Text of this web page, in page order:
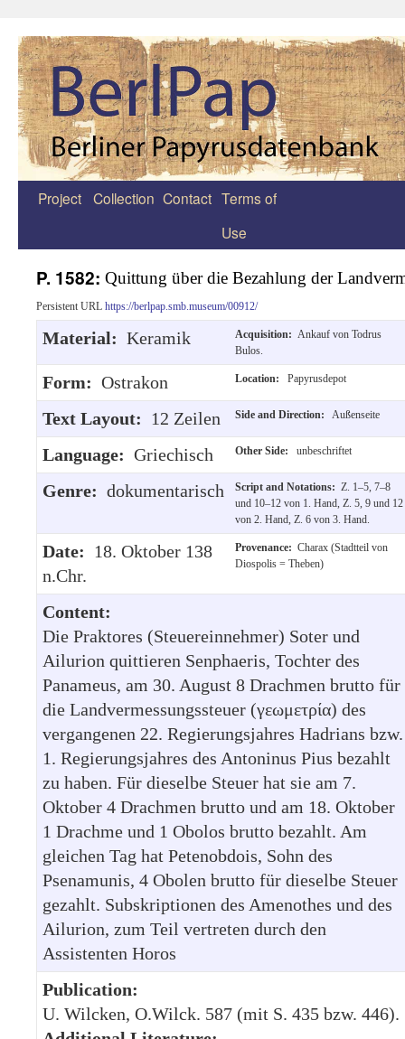
Zum
Project Collection Contact Terms of
Use
P. 1582: Quittung über die Bezahlung der
Persistent URL https://berlpap.smb.museum/00912/
Material: Keramik Acquisition: Ankauf von Todrus
Bulos.
Form: Ostrakon Location: Papyrusdepot
Text Layout: 12 Zeilen Side and Direction: Außenseite
Language: Griechisch Other Side: unbeschriftet
Genre: dokumentarisch Script and Notations: Z. 1–5, 7–8
und 10–12 von 1. Hand, Z. 5, 9 und 12
von 2. Hand, Z. 6 von 3. Hand.
Date: 18. Oktober 138
n.Chr.
Provenance: Charax (Stadtteil von
Diospolis = Theben)
Content:
Die Praktores (Steuereinnehmer) Soter und
Ailurion quittieren Senphaeris, Tochter des
Panameus, am 30. August 8 Drachmen brutto für
die Landvermessungssteuer (γεωμετρία) des
vergangenen 22. Regierungsjahres Hadrians bzw.
1. Regierungsjahres des Antoninus Pius bezahlt
zu haben. Für dieselbe Steuer hat sie am 7.
Oktober 4 Drachmen brutto und am 18. Oktober
1 Drachme und 1 Obolos brutto bezahlt. Am
gleichen Tag hat Petenobdois, Sohn des
Psenamunis, 4 Obolen brutto für dieselbe Steuer
gezahlt. Subskriptionen des Amenothes und des
Ailurion, zum Teil vertreten durch den
Assistenten Horos
Publication:
U. Wilcken, O.Wilck. 587 (mit S. 435 bzw. 446).